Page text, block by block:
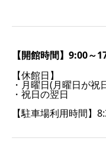
【開館時間】9:00～
【休館日】
・月曜日(月曜日が
・祝日の翌日
【駐車場利用時間】